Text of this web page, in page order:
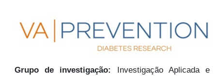
Grupo de investigação:
Investigação Aplicada e